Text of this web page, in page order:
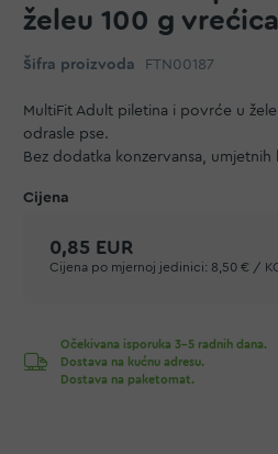
želeu 100 g vrećica
Šifra proizvoda FTN00187
MultiFit Adult piletina i povrće u
odrasle pse.
Bez dodatka konzervansa, umjetnih
0,85 EUR
Cijena po mjernoj jedinici: 8,50 € /
Očekivana isporuka 3-5 radnih dana.
Dostava na kućnu adresu.
Dostava na paketomat.